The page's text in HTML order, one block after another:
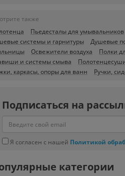
также
Пьедесталы для умывальников
системы и гарнитуры
Душевые
Освежители воздуха Полки
и системы смыва
каркасы, опоры для ванн
Ручки,
Подписаться на
Я согласен с нашей Политикой
категории